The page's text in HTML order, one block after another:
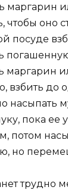
маргарин
чтобы оно
посуде
маргарин
взбить до
насыпать
пока ее
потом
но
трудно